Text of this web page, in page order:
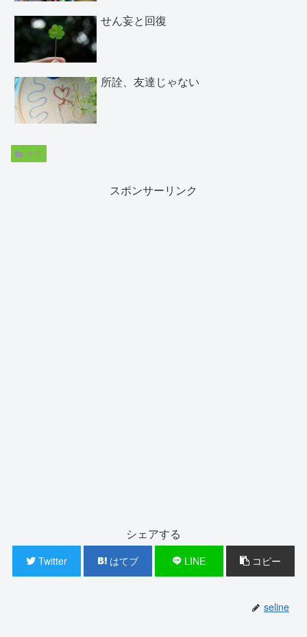
せん妄と回復
所詮、友達じゃない
生活
スポンサーリンク
シェアする
Twitter はてブ LINE コピー
seline